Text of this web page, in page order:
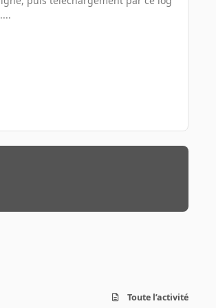
Toute l’activité